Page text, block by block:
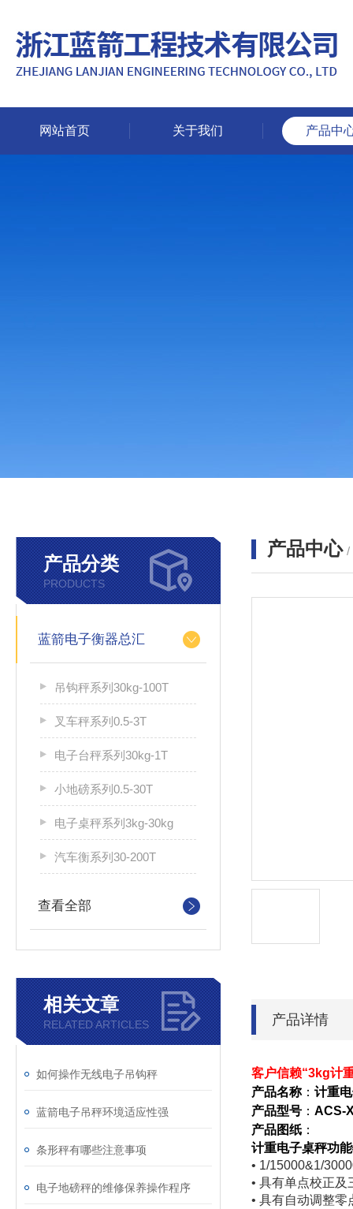
网站首页 关于我们 产品中
产品分类
PRODUCTS
蓝箭电子衡器总汇
吊钩秤系列30kg-100T
叉车秤系列0.5-3T
电子台秤系列30kg-1T
小地磅系列0.5-30T
电子桌秤系列3kg-30kg
汽车衡系列30-200T
查看全部
相关文章
RELATED ARTICLES
如何操作无线电子吊钩秤
蓝箭电子吊秤环境适应性强
条形秤有哪些注意事项
电子地磅秤的维修保养操作程序
产品中心 /
产品详情
客户信赖“3kg计
产品名称： 计重
产品型号 ： ACS-
产品图纸 ：
计重电子桌秤功
• 1/15000&1/
• 具有单点校正及
• 具有自动调整零